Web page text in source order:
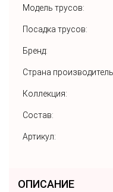
Модель трусов:
Посадка трусов:
Бренд:
Страна
Коллекция:
Состав:
Артикул:
ОПИСАНИЕ